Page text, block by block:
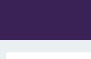
کردند